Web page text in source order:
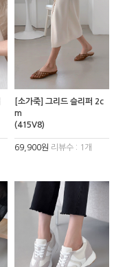
[소가죽] 그리드 슬리퍼 2c
m
(415V8)
69,900원 리뷰수 : 1개